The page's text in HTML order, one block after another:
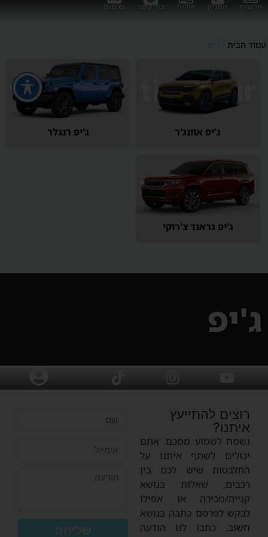
חדשות החניון אודות צור קשר פרסום
עמוד הבית / ג'יפ
ג'יפ אוונג'ר ג'יפ רנגלר
ג'יפ גראנד צ'רוקי
ג'יפ
רוצים להתייעץ
איתנו?
נשמח לשמוע ממכם. אתם
יכולים לשתף איתנו על
התלבטות שיש לכם בין
רכבים, שאלות בנושא
קנייה/מכירה או אפילו
לבקש לפרסם כתבה בנושא
חשוב. כתבו לנו הודעה
שליחה